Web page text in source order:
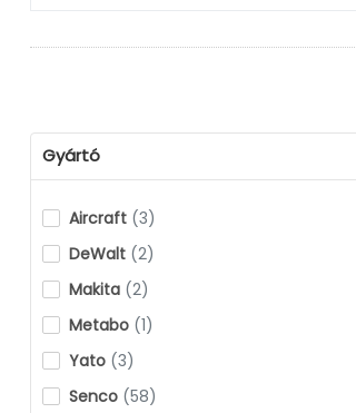
Gyártó
Aircraft (3)
DeWalt (2)
Makita (2)
Metabo (1)
Yato (3)
Senco (58)